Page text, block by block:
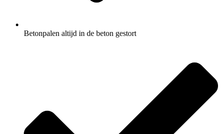
Betonpalen altijd in de beton gestort